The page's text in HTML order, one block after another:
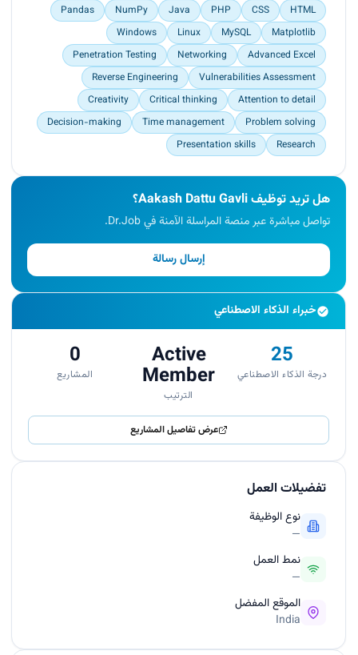
HTML
CSS
PHP
Java
NumPy
Pandas
Matplotlib
MySQL
Linux
Windows
Advanced Excel
Networking
Penetration Testing
Vulnerabilities Assessment
Reverse Engineering
Attention to detail
Critical thinking
Creativity
Problem solving
Time management
Decision-making
Research
Presentation skills
هل تريد توظيف Aakash Dattu Gavli؟
تواصل مباشرة عبر منصة المراسلة الآمنة في Dr.Job.
إرسال رسالة
خبراء الذكاء الاصطناعي
25
درجة الذكاء الاصطناعي
Active
Member
الترتيب
0
المشاريع
عرض تفاصيل المشاريع
تفضيلات العمل
نوع الوظيفة
—
نمط العمل
—
الموقع المفضل
India